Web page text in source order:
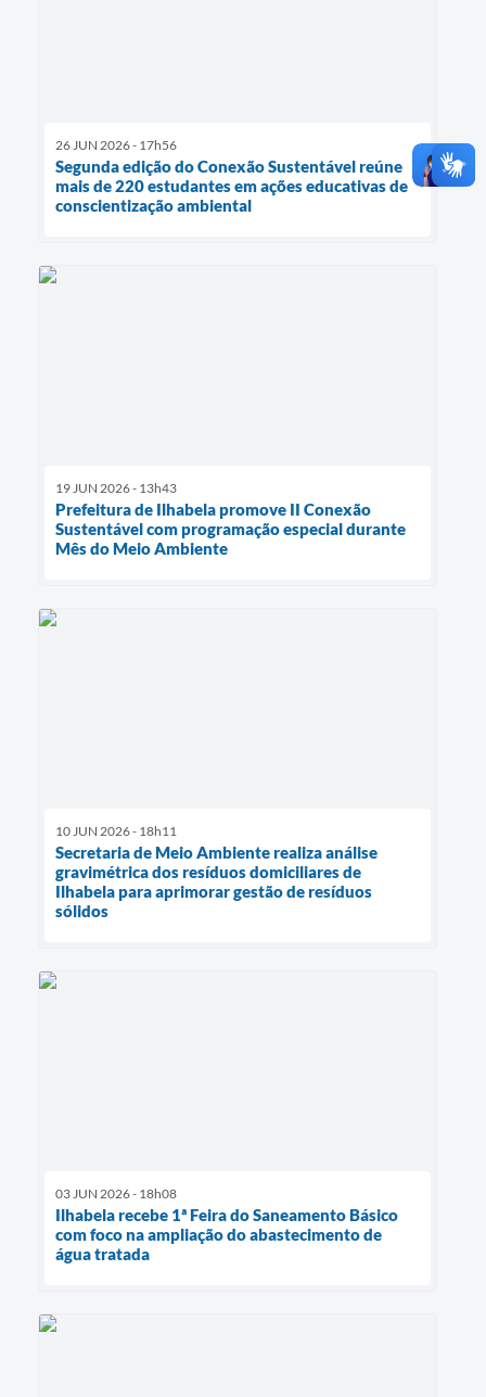
26 JUN 2026 - 17h56
Segunda edição do Conexão Sustentável reúne
mais de 220 estudantes em ações educativas de
conscientização ambiental
19 JUN 2026 - 13h43
Prefeitura de Ilhabela promove II Conexão
Sustentável com programação especial durante
Mês do Meio Ambiente
10 JUN 2026 - 18h11
Secretaria de Meio Ambiente realiza análise
gravimétrica dos resíduos domiciliares de
Ilhabela para aprimorar gestão de resíduos
sólidos
03 JUN 2026 - 18h08
Ilhabela recebe 1ª Feira do Saneamento Básico
com foco na ampliação do abastecimento de
água tratada